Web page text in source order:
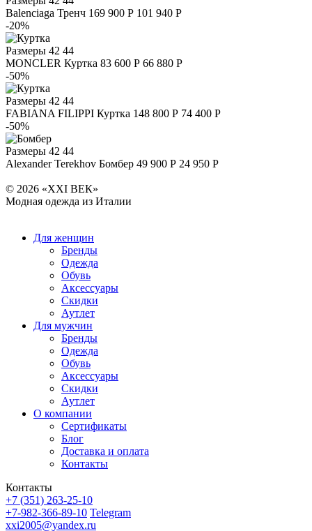
Balenciaga Тренч 169 900 Р 101 940 Р
-20%
Размеры 42 44
MONCLER Куртка 83 600 Р 66 880 Р
-50%
Размеры 42 44
FABIANA FILIPPI Куртка 148 800 Р 74 400 Р
-50%
Размеры 42 44
Alexander Terekhov Бомбер 49 900 Р 24 950 Р
© 2026 «XXI ВЕК»
Модная одежда из Италии
Для женщин
Бренды
Одежда
Обувь
Аксессуары
Скидки
Аутлет
Для мужчин
Бренды
Одежда
Обувь
Аксессуары
Скидки
Аутлет
О компании
Сертификаты
Блог
Доставка и оплата
Контакты
Контакты
+7 (351) 263-25-10
+7-982-366-89-10 Telegram
xxi2005@yandex.ru